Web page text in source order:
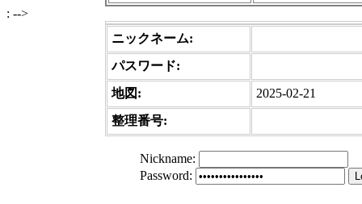
: -->
ニックネーム:
パスワード:
地図:
2025-02-21
整理番号:
Nickname:
Password: